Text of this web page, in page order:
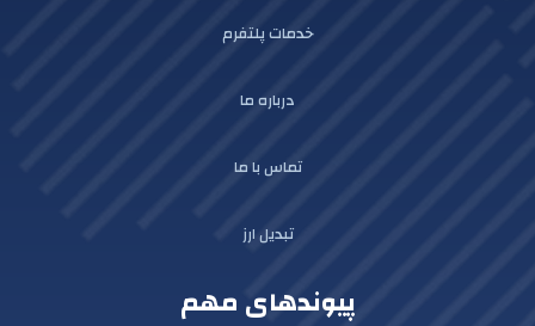
خدمات پلتفرم
درباره ما
تماس با ما
تبدیل ارز
پیوندهای مهم